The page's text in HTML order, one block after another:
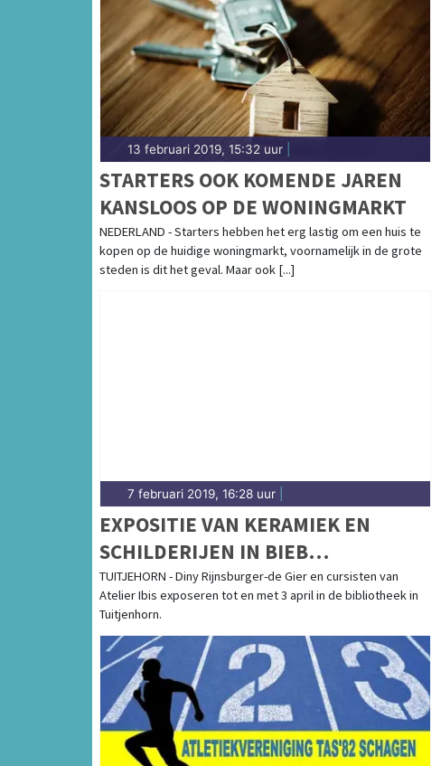
13 februari 2019, 15:32 uur
STARTERS OOK KOMENDE JAREN
KANSLOOS OP DE WONINGMARKT
NEDERLAND - Starters hebben het erg lastig om een huis te
kopen op de huidige woningmarkt, voornamelijk in de grote
steden is dit het geval. Maar ook [...]
7 februari 2019, 16:28 uur
EXPOSITIE VAN KERAMIEK EN
SCHILDERIJEN IN BIEB
TUITJENHORN
TUITJEHORN - Diny Rijnsburger-de Gier en cursisten van
Atelier Ibis exposeren tot en met 3 april in de bibliotheek in
Tuitjenhorn.